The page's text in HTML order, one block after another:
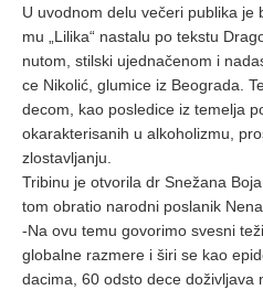
U uvod­nom de­lu ve­če­ri pu­bli­ka
mu „Li­li­ka“ na­sta­lu po tek­stu
nu­tom, stil­ski ujed­na­če­nom i
ce Ni­ko­lić, glu­mi­ce iz Be­o­gra­da.
de­com, kao po­sle­di­ce iz te­me­lja
oka­rak­te­ri­sa­nih u al­ko­ho­li­zmu,
zlo­sta­vlja­nju.
Tri­bi­nu je otvo­ri­la dr Sne­ža­na
tom obra­tio na­rod­ni po­sla­nik
-Na ovu te­mu go­vo­ri­mo sve­sni
glo­bal­ne raz­me­re i ši­ri se kao
da­ci­ma, 60 od­sto de­ce